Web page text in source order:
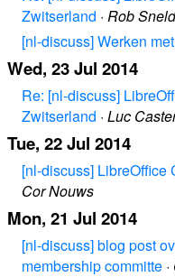
Zwitserland · Rob
[nl-discuss] Werken
Wed, 23 Jul 2014
Re: [nl-discuss]
Zwitserland · Luc
Tue, 22 Jul 2014
[nl-discuss] LibreOffice
Cor Nouws
Mon, 21 Jul 2014
[nl-discuss] blog post
membership committe ·